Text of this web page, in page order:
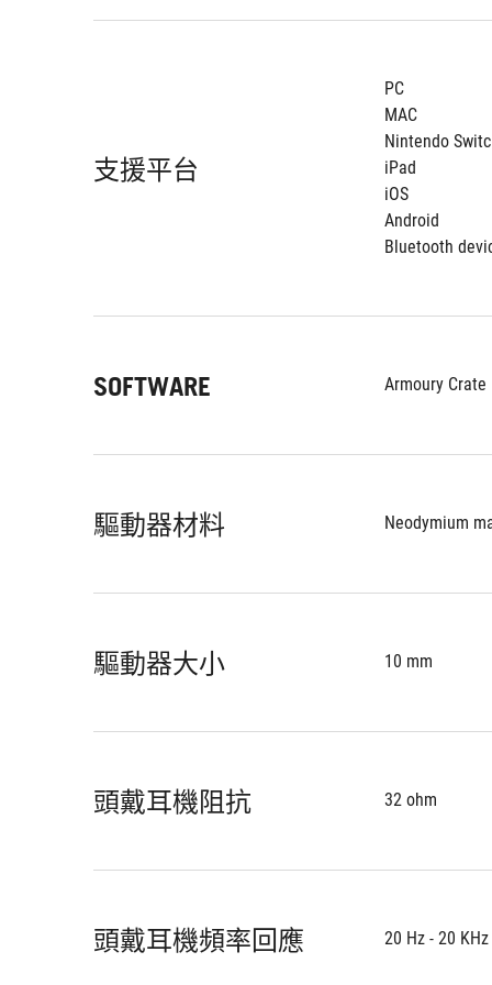
支援平台
PC
MAC
Nintendo
iPad
iOS
Android
Bluetooth
SOFTWARE Armoury Crate
驅動器材料 Neodymium
驅動器大小 10 mm
頭戴耳機阻抗 32 ohm
頭戴耳機頻率回應 20 Hz - 20 KHz